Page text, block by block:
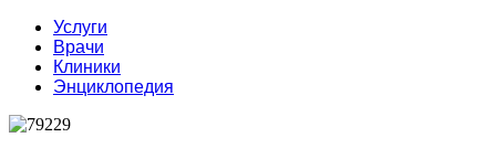
Услуги
Врачи
Клиники
Энциклопедия